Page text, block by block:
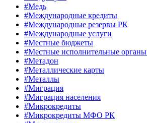
#Медь
#Международные кредиты
#Международные резервы РК
#Международные услуги
#Местные бюджеты
#Местные исполнительные
#Метадон
#Металлические карты
#Металлы
#Миграция
#Миграция населения
#Микрокредиты
#Микрокредиты МФО РК